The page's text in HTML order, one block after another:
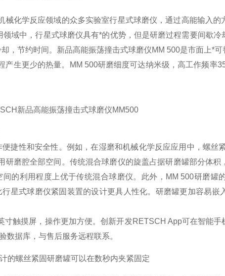
械化学反应领域的众多实验室行星式球磨仪，通过高能输入
领域中，行星式球磨仪具有*的优势，但是研磨过程需要间歇冷
，节约时间。 新品高能振荡撞击式球磨仪MM 500是市面上*
产生更少的热量。
MM 500研磨细度可达纳米级，高工作频率
新品高能振荡撞击式球磨仪MM500
捷性和安全性。 例如，在湿磨和机械化学反应应用中，螺丝
研磨腔全部空间。 传统混合球磨仪的旋盖占据研磨罐部分体
的利用程度上优于传统混合球磨仪。 此外，MM 500研磨罐
星式球磨仪紧固装置的设计更具人性化。 研磨罐更加容易嵌
寸触摸屏，操作更加方便。创新开发RETSCH App可在智能手
数据库，与售后服务远程联系。
的螺丝紧固研磨罐可以在数秒内夹紧固定